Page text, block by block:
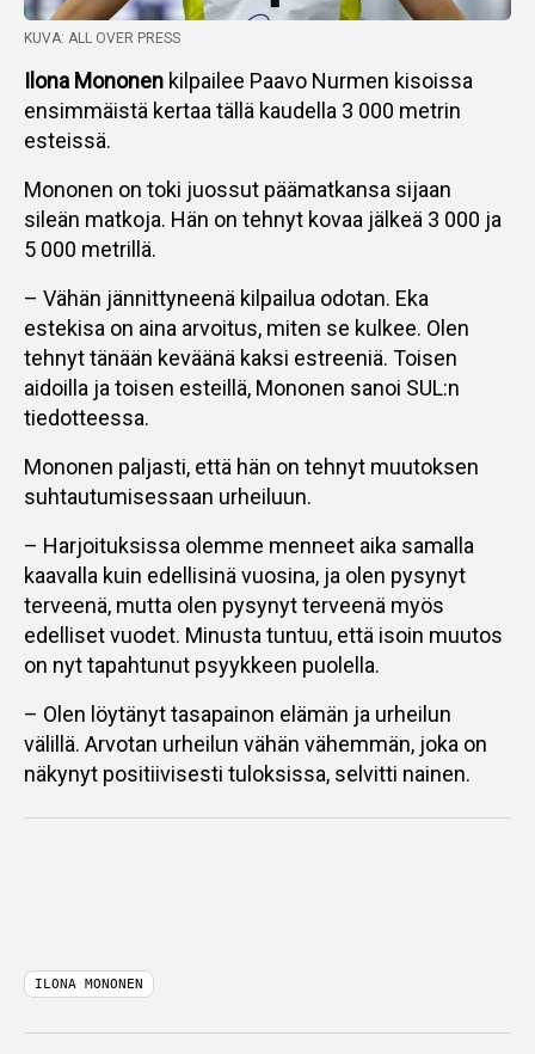
KUVA: ALL OVER PRESS
Ilona Mononen kilpailee Paavo Nurmen kisoissa
ensimmäistä kertaa tällä kaudella 3 000 metrin
esteissä.
Mononen on toki juossut päämatkansa sijaan
sileän matkoja. Hän on tehnyt kovaa jälkeä 3 000 ja
5 000 metrillä.
– Vähän jännittyneenä kilpailua odotan. Eka
estekisa on aina arvoitus, miten se kulkee. Olen
tehnyt tänään keväänä kaksi estreeniä. Toisen
aidoilla ja toisen esteillä, Mononen sanoi SUL:n
tiedotteessa.
Mononen paljasti, että hän on tehnyt muutoksen
suhtautumisessaan urheiluun.
– Harjoituksissa olemme menneet aika samalla
kaavalla kuin edellisinä vuosina, ja olen pysynyt
terveenä, mutta olen pysynyt terveenä myös
edelliset vuodet. Minusta tuntuu, että isoin muutos
on nyt tapahtunut psyykkeen puolella.
– Olen löytänyt tasapainon elämän ja urheilun
välillä. Arvotan urheilun vähän vähemmän, joka on
näkynyt positiivisesti tuloksissa, selvitti nainen.
ILONA MONONEN